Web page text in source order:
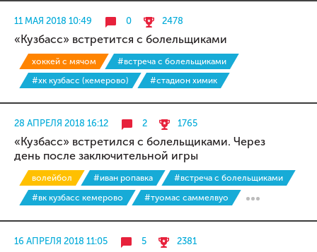
11 МАЯ 2018 10:49 0 2478
«Кузбасс» встретится с болельщиками
хоккей с мячом
#встреча с болельщиками
#хк кузбасс (кемерово)
#стадион химик
28 АПРЕЛЯ 2018 16:12 2 1765
«Кузбасс» встретился с болельщиками. Через
день после заключительной игры
волейбол #иван ропавка
#встреча с болельщиками
#вк кузбасс кемерово
#туомас саммелвуо
16 АПРЕЛЯ 2018 11:05 5 2381